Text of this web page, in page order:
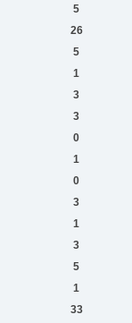
5
26
5
1
3
3
0
1
0
3
1
3
5
1
33